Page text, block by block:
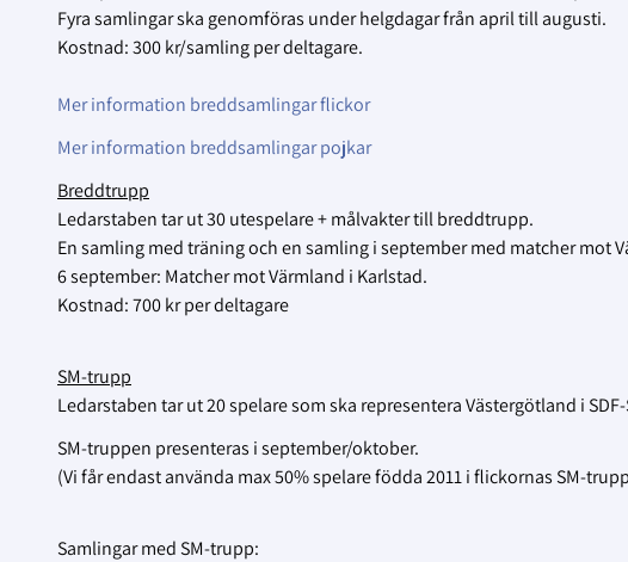
Fyra samlingar ska genomföras under helgdagar från april till augusti.
Kostnad: 300 kr/samling per deltagare.
Mer information breddsamlingar flickor
Mer information breddsamlingar pojkar
Breddtrupp
Ledarstaben tar ut 30 utespelare + målvakter till breddtrupp.
En samling med träning och en samling i september med matcher mot
6 september: Matcher mot Värmland i Karlstad.
Kostnad: 700 kr per deltagare
SM-trupp
Ledarstaben tar ut 20 spelare som ska representera Västergötland i SDF-
SM-truppen presenteras i september/oktober.
(Vi får endast använda max 50% spelare födda 2011 i flickornas SM-
Samlingar med SM-trupp: